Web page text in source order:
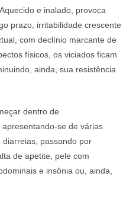
e inalado, provoca
prazo, irritabilidade crescente
com declínio marcante de
físicos, os viciados ficam
ainda, sua resistência
dentro de
se de várias
passando por
de apetite, pele com
e insônia ou, ainda,